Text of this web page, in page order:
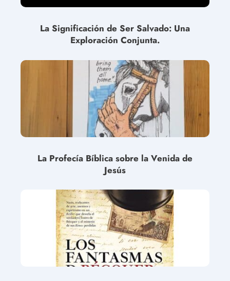
La Significación de Ser Salvado: Una
Exploración Conjunta.
La Profecía Bíblica sobre la Venida de
Jesús